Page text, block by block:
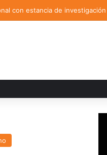
con estancia de